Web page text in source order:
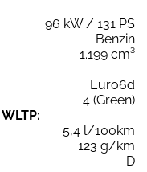
96 kW / 131 PS
Benzin
1.199 cm³
Euro6d
4 (Green)
5,4 l/100km
123 g/km
D